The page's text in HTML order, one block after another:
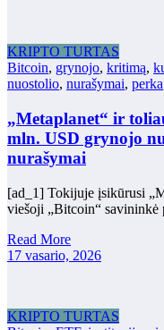
KRIPTO TURTAS
Bitcoin, grynojo, kritimą,
nuostolio, nurašymai, perka
„Metaplanet“ ir
mln. USD grynojo
nurašymai
[ad_1] Tokijuje įsikūrusi
viešoji „Bitcoin“
Read More
17 vasario, 2026
KRIPTO TURTAS